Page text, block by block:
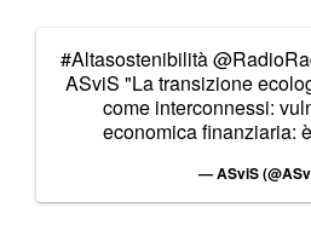
#Altasostenibilità
ASviS "La transizione
come interconnessi:
economica finanziaria:
— ASviS